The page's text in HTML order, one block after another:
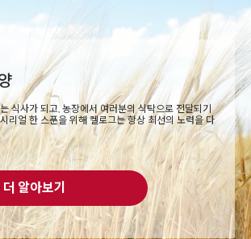
식사가 되고, 농장에서 여러분의 식탁으로 전달되기
리얼 한 스푼을 위해 켈로그는 항상 최선의 노력을 다
더 알아보기